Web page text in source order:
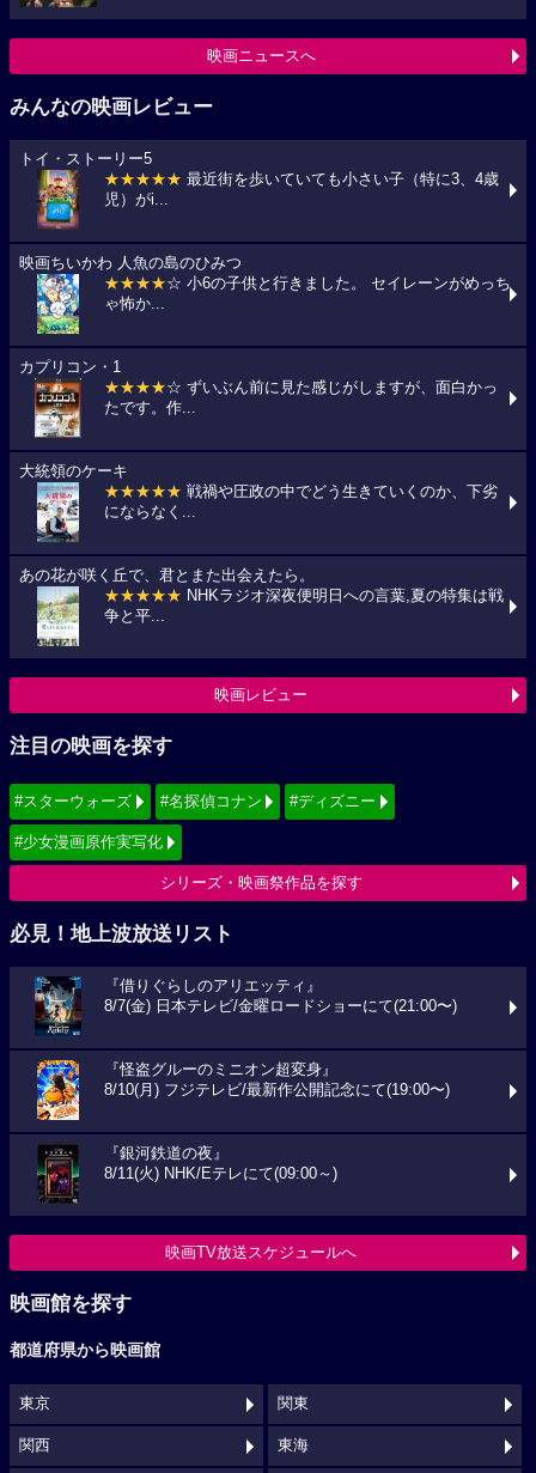
映画ニュースへ
みんなの映画レビュー
トイ・ストーリー5
★★★★★ 最近街を歩いていても小さい子（特に3、4歳
児）がi...
映画ちいかわ 人魚の島のひみつ
★★★★☆ 小6の子供と行きました。 セイレーンがめっち
ゃ怖か...
カプリコン・1
★★★★☆ ずいぶん前に見た感じがしますが、面白かっ
たです。作...
大統領のケーキ
★★★★★ 戦禍や圧政の中でどう生きていくのか、下劣
にならなく...
あの花が咲く丘で、君とまた出会えたら。
★★★★★ NHKラジオ深夜便明日への言葉,夏の特集は戦
争と平...
映画レビュー
注目の映画を探す
#スターウォーズ #名探偵コナン #ディズニー
#少女漫画原作実写化
シリーズ・映画祭作品を探す
必見！地上波放送リスト
『借りぐらしのアリエッティ』
8/7(金) 日本テレビ/金曜ロードショーにて(21:00〜)
『怪盗グルーのミニオン超変身』
8/10(月) フジテレビ/最新作公開記念にて(19:00〜)
『銀河鉄道の夜』
8/11(火) NHK/Eテレにて(09:00～)
映画TV放送スケジュールへ
映画館を探す
都道府県から映画館
東京 関東
関西 東海